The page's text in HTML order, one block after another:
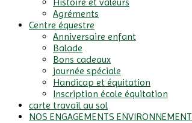
Agréments
Centre équestre
Anniversaire enfant
Balade
Bons cadeaux
journée spéciale
Handicap et équitation
Inscription école équitation
carte travail au sol
NOS ENGAGEMENTS ENVIRONNEMENT